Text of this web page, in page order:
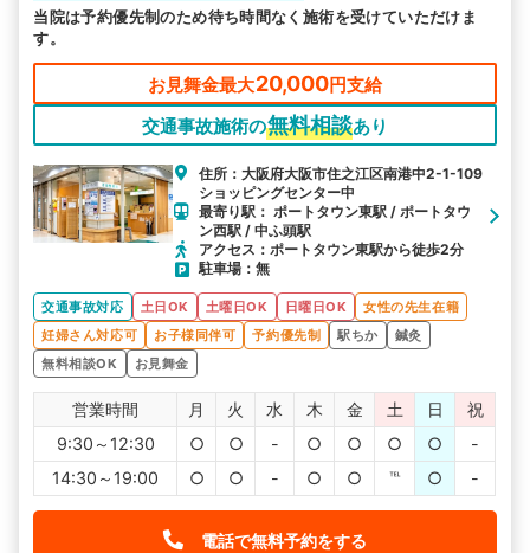
駅から探す 院名から探す
当院は予約優先制のため待ち時間なく施術を受けていただけま
す。
お見舞金最大20,000円支給
交通事故施術の無料相談あり
住所：大阪府大阪市住之江区南港中2-1-109
ショッピングセンター中
最寄り駅： ポートタウン東駅 / ポートタウ
ン西駅 / 中ふ頭駅
アクセス：ポートタウン東駅から徒歩2分
駐車場：無
交通事故対応 土日OK 土曜日OK 日曜日OK
女性の先生在籍
妊婦さん対応可
お子様同伴可 予約優先制 駅ちか
鍼灸
無料相談OK
お見舞金
営業時間 月 火 水 木 金 土 日
祝
9:30～12:30
○ ○ - ○ ○ ○ ○
-
14:30～19:00
○ ○ - ○ ○ ℡ ○ -
電話で無料予約をする